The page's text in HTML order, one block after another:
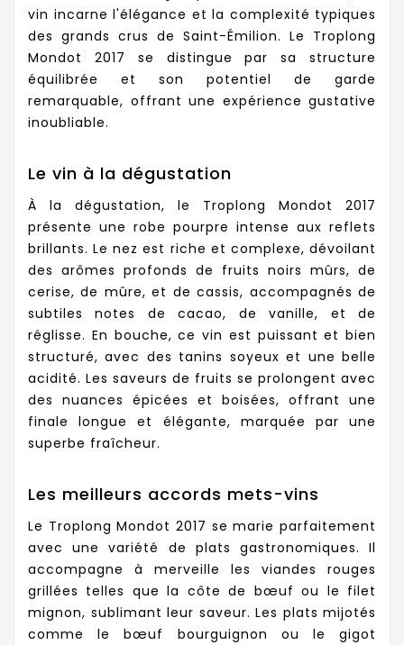
vin incarne l'élégance et la complexité typiques
des grands crus de Saint-Émilion. Le Troplong
Mondot 2017 se distingue par sa structure
équilibrée et son potentiel de garde
remarquable, offrant une expérience gustative
inoubliable.
Le vin à la dégustation
À la dégustation, le Troplong Mondot 2017
présente une robe pourpre intense aux reflets
brillants. Le nez est riche et complexe, dévoilant
des arômes profonds de fruits noirs mûrs, de
cerise, de mûre, et de cassis, accompagnés de
subtiles notes de cacao, de vanille, et de
réglisse. En bouche, ce vin est puissant et bien
structuré, avec des tanins soyeux et une belle
acidité. Les saveurs de fruits se prolongent avec
des nuances épicées et boisées, offrant une
finale longue et élégante, marquée par une
superbe fraîcheur.
Les meilleurs accords mets-vins
Le Troplong Mondot 2017 se marie parfaitement
avec une variété de plats gastronomiques. Il
accompagne à merveille les viandes rouges
grillées telles que la côte de bœuf ou le filet
mignon, sublimant leur saveur. Les plats mijotés
comme le bœuf bourguignon ou le gigot